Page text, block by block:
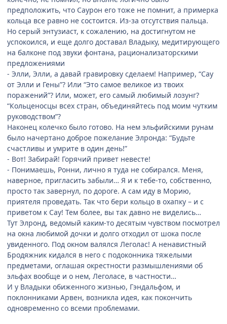
предположить, что Саурон его тоже не помнит, а примерка
кольца все равно не состоится. Из-за отсутствия пальца.
Но серый энтузиаст, к сожалению, на достигнутом не
успокоился, и еще долго доставал Владыку, медитирующего
на балконе под звуки фонтана, рационализаторскими
предложениями
- Элли, Элли, а давай гравировку сделаем! Например, “Сау
от Элли и Гены”? Или “Это самое великое из твоих
поражений”? Или, может, его самый любимый лозунг?
“Кольценосцы всех стран, объединяйтесь под моим чутким
руководством”?
Наконец колечко было готово. На нем эльфийскими рунам
было начертано доброе пожелание Элронда: “Будьте
счастливы и умрите в один день!”
- Вот! Забирай! Горячий привет невесте!
- Понимаешь, Ронни, лично я туда не собирался. Меня,
наверное, пригласить забыли… Я и к тебе-то, собственно,
просто так завернул, по дороге. А сам иду в Морию,
приятеля проведать. Так что бери кольцо в охапку – и с
приветом к Сау! Тем более, вы так давно не виделись…
Тут Элронд, ведомый каким-то десятым чувством посмотрел
на окна любимой дочки и долго отходил от шока после
увиденного. Под окном валялся Леголас! А ненавистный
Бродяжник кидался в него с подоконника тяжелыми
предметами, оглашая окрестности размышлениями об
эльфах вообще и о нем, Леголасе, в частности…
И у Владыки обиженного жизнью, Гэндальфом, и
поклонниками Арвен, возникла идея, как покончить
одновременно со всеми проблемами.